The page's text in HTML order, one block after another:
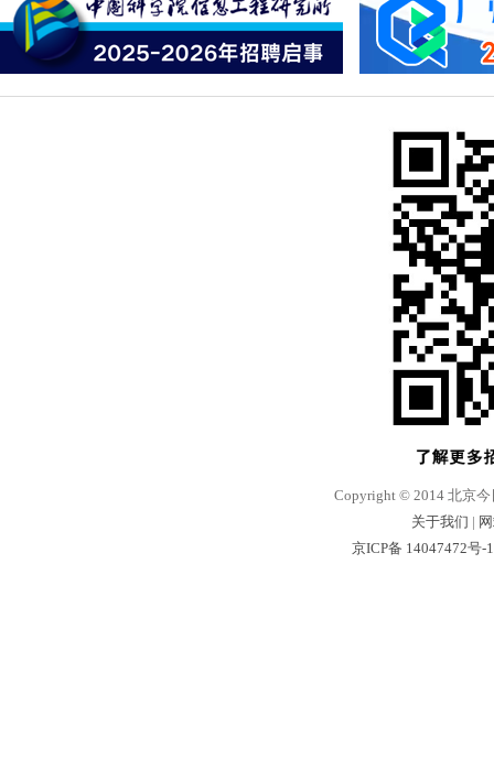
Copyright © 2014 北京今
关于我们 |
京ICP备 14047472号-